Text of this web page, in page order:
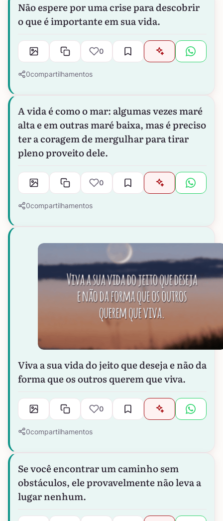
Não espere por uma crise para descobrir
o que é importante em sua vida.
0
0compartilhamentos
A vida é como o mar: algumas vezes maré
alta e em outras maré baixa, mas é preciso
ter a coragem de mergulhar para tirar
pleno proveito dele.
0
0compartilhamentos
Viva a sua vida do jeito que deseja e não da
forma que os outros querem que viva.
0
0compartilhamentos
Se você encontrar um caminho sem
obstáculos, ele provavelmente não leva a
lugar nenhum.